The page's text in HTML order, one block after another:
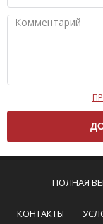
Комментарий
Чтобы ваш
вам нужно
Не стоит
ПОЛНАЯ
КОНТАКТЫ